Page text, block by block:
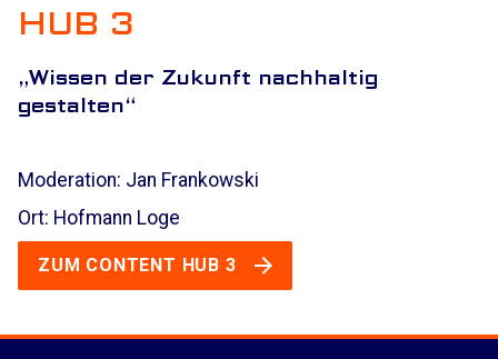
HUB 3
„Wissen der Zukunft nachhaltig
gestalten“
Moderation: Jan Frankowski
Ort: Hofmann Loge
ZUM CONTENT HUB 3